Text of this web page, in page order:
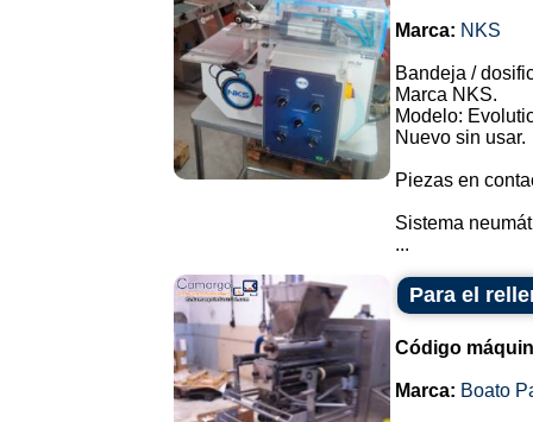
Marca: NKS
Bandeja /
Marca NKS.
Modelo:
Nuevo sin usar.
Piezas en
Sistema
...
Para el
Código
Marca: Boato